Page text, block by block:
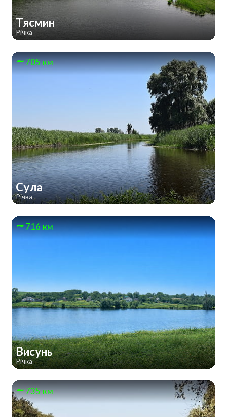
Тясмин
Річка
705 км
Сула
Річка
716 км
Висунь
Річка
735 км